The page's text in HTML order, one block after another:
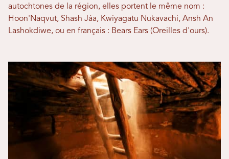
autochtones de la région, elles portent le même nom :
Hoon'Naqvut, Shash Jáa, Kwiyagatu Nukavachi, Ansh An
Lashokdiwe, ou en français : Bears Ears (Oreilles d'ours).